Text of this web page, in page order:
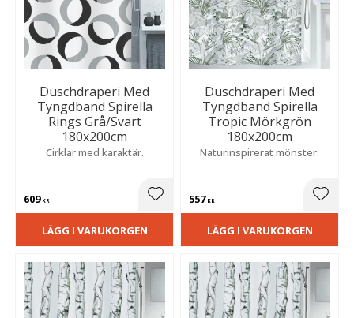
Duschdraperi Med
Tyngdband Spirella
Rings Grå/Svart
180x200cm
Cirklar med karaktär.
609KR Lägg till i favoriter
LÄGG I VARUKORGEN
Duschdraperi Med
Tyngdband Spirella
Tropic Mörkgrön
180x200cm
Naturinspirerat mönster.
557 KR
LÄGG I VARUKORGEN